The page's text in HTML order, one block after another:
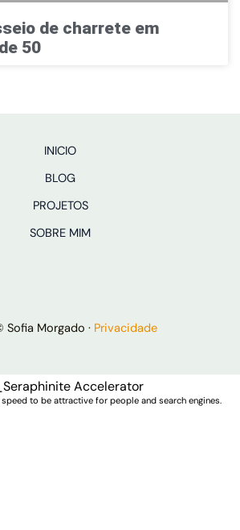
de charrete em
50
INICIO
BLOG
PROJETOS
SOBRE MIM
Sofia Morgado · Privacidade
Accelerator
speed to be attractive for people and search engines.